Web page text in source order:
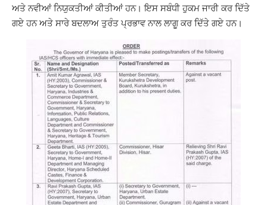
ਅਤੇ ਨਵੀਆਂ ਨਿਯੁਕਤੀਆਂ ਕੀਤੀਆਂ ਹਨ। ਇਸ ਸਬੰਧੀ ਹੁਕਮ ਜਾਰੀ ਕਰ ਦਿੱਤੇ
ਗਏ ਹਨ ਅਤੇ ਸਾਰੇ ਬਦਲਾਅ ਤੁਰੰਤ ਪ੍ਰਭਾਵ ਨਾਲ ਲਾਗੂ ਕਰ ਦਿੱਤੇ ਗਏ ਹਨ।